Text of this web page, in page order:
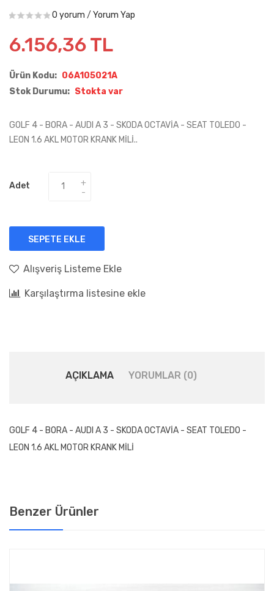
0 yorum / Yorum Yap
6.156,36 TL
Ürün Kodu: 06A105021A
Stok Durumu: Stokta var
GOLF 4 - BORA - AUDI A 3 - SKODA OCTAVİA - SEAT TOLEDO -
LEON 1.6 AKL MOTOR KRANK MİLİ..
Adet
SEPETE EKLE
Alışveriş Listeme Ekle
Karşılaştırma listesine ekle
AÇIKLAMA YORUMLAR (0)
GOLF 4 - BORA - AUDI A 3 - SKODA OCTAVİA - SEAT TOLEDO -
LEON 1.6 AKL MOTOR KRANK MİLİ
Benzer Ürünler